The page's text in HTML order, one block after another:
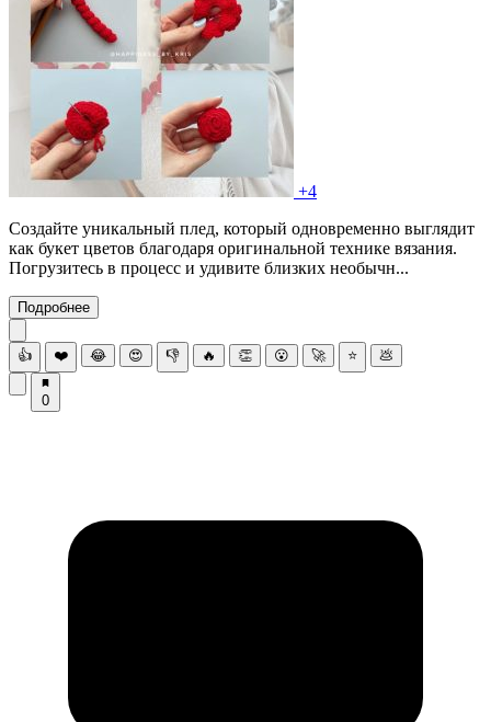
+4
Создайте уникальный плед, который одновременно выглядит
как букет цветов благодаря оригинальной технике вязания.
Погрузитесь в процесс и удивите близких необычн...
Подробнее
👍 ❤️ 😂 😍 👎 🔥 👏 😮 🚀 ⭐ 💩
0